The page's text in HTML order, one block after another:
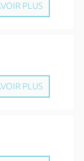
PLUS
PLUS